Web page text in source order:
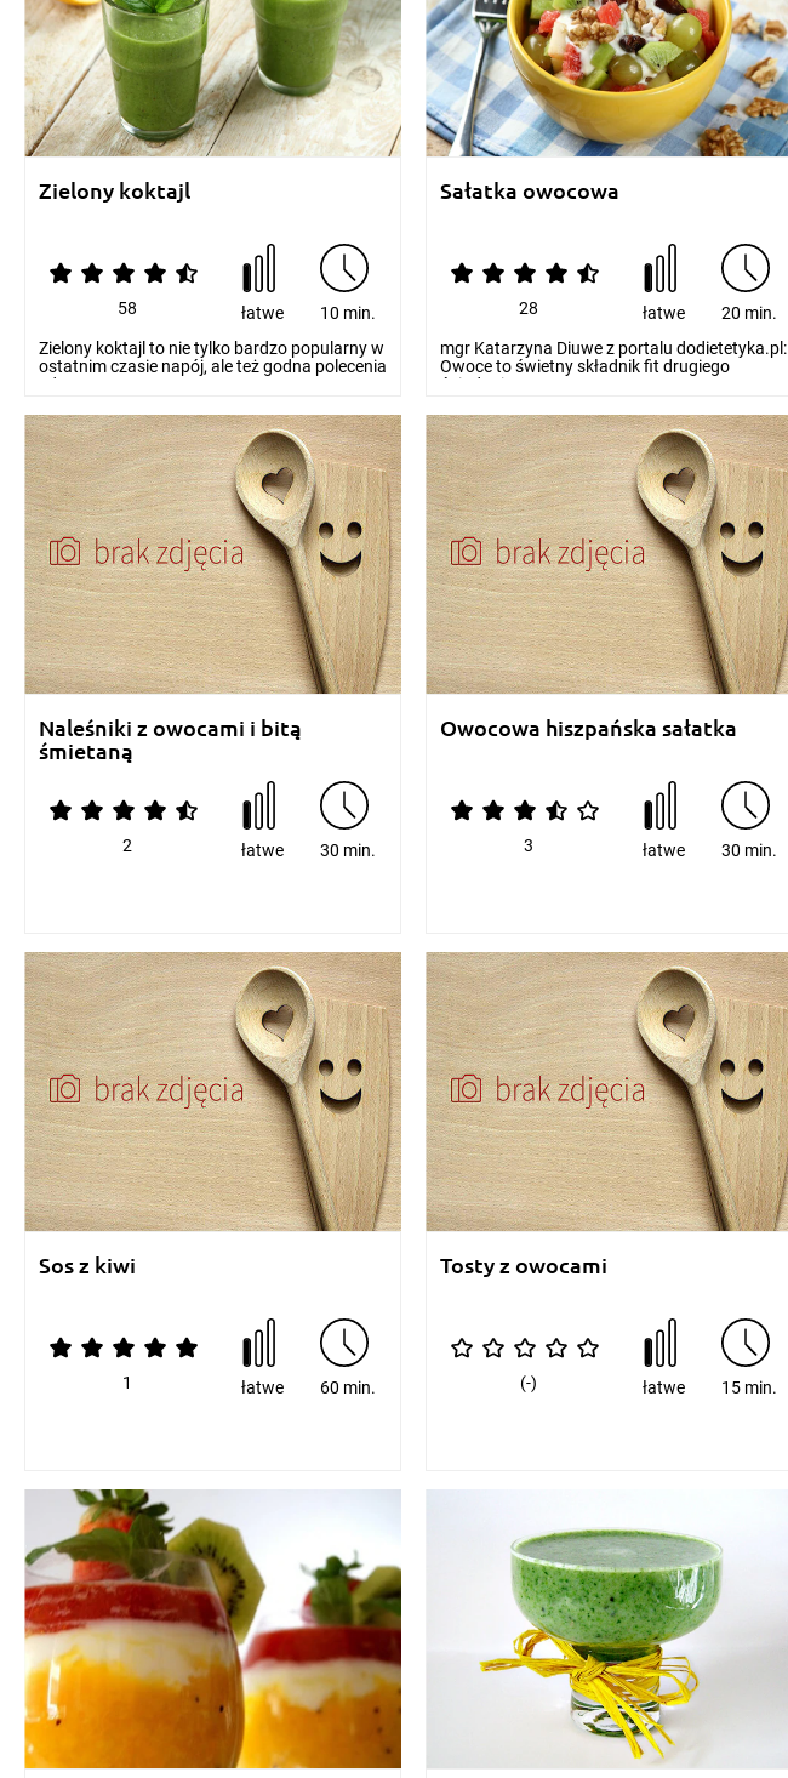
Zielony koktajl
58 łatwe
10 min.
Zielony koktajl to nie tylko bardzo popularny w
ostatnim czasie napój, ale też godna polecenia
zd...
Sałatka owocowa
28 łatwe
20 min.
mgr Katarzyna Diuwe z portalu dodietetyka.pl:
Owoce to świetny składnik fit drugiego
śniadania. S...
Naleśniki z owocami i bitą
śmietaną
2 łatwe 30 min.
Owocowa hiszpańska sałatka
3 łatwe 30 min.
Sos z kiwi
1 łatwe 60 min.
Tosty z owocami
(-) łatwe 15 min.